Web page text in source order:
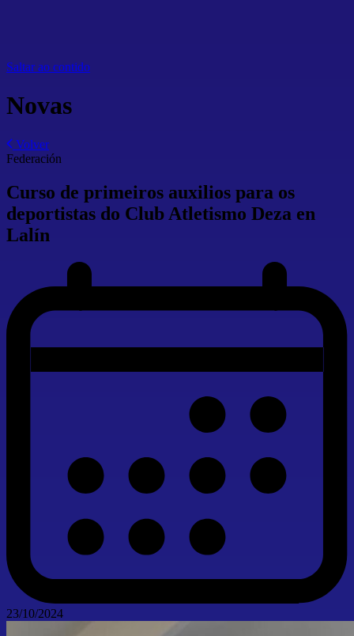
Saltar ao contido
Novas
Volver
Federación
Curso de primeiros auxilios para os
deportistas do Club Atletismo Deza en
Lalín
23/10/2024